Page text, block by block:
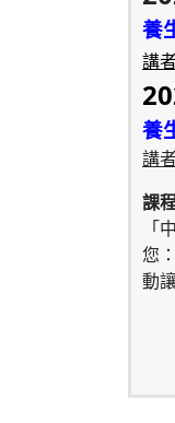
養
講
養
講
課
「
您
動